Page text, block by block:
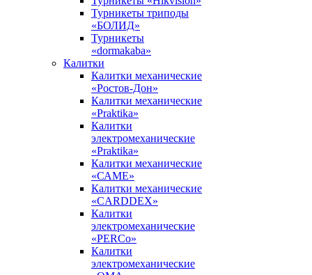
Турникеты триподы
«БОЛИД»
Турникеты
«dormakaba»
Калитки
Калитки механические
«Ростов-Дон»
Калитки механические
«Praktika»
Калитки
электромеханические
«Praktika»
Калитки механические
«САМЕ»
Калитки механические
«CARDDEX»
Калитки
электромеханические
«PERCo»
Калитки
электромеханические